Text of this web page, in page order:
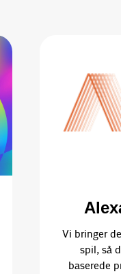
Vi bringer
spil, så
baserede